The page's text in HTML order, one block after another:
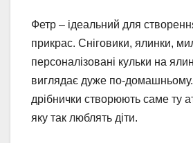
Фетр – ідеальний для
прикрас. Сніговики, ялинки,
персоналізовані кульки на
виглядає дуже по-домашньому.
дрібнички створюють саме ту
яку так люблять діти.